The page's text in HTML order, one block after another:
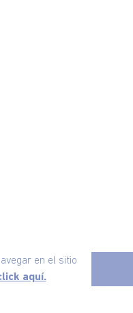
en el sitio
aquí.